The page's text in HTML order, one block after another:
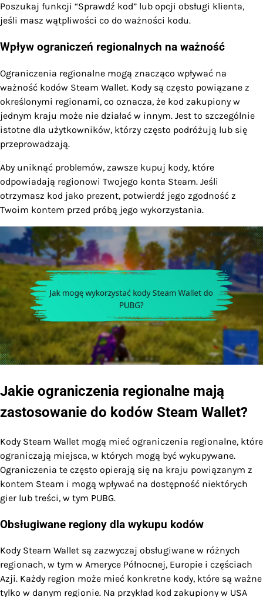
Poszukaj funkcji “Sprawdź kod” lub opcji obsługi klienta,
jeśli masz wątpliwości co do ważności kodu.
Wpływ ograniczeń regionalnych na ważność
Ograniczenia regionalne mogą znacząco wpływać na
ważność kodów Steam Wallet. Kody są często powiązane z
określonymi regionami, co oznacza, że kod zakupiony w
jednym kraju może nie działać w innym. Jest to szczególnie
istotne dla użytkowników, którzy często podróżują lub się
przeprowadzają.
Aby uniknąć problemów, zawsze kupuj kody, które
odpowiadają regionowi Twojego konta Steam. Jeśli
otrzymasz kod jako prezent, potwierdź jego zgodność z
Twoim kontem przed próbą jego wykorzystania.
Jakie ograniczenia regionalne mają
zastosowanie do kodów Steam Wallet?
Kody Steam Wallet mogą mieć ograniczenia regionalne, które
ograniczają miejsca, w których mogą być wykupywane.
Ograniczenia te często opierają się na kraju powiązanym z
kontem Steam i mogą wpływać na dostępność niektórych
gier lub treści, w tym PUBG.
Obsługiwane regiony dla wykupu kodów
Kody Steam Wallet są zazwyczaj obsługiwane w różnych
regionach, w tym w Ameryce Północnej, Europie i częściach
Azji. Każdy region może mieć konkretne kody, które są ważne
tylko w danym regionie. Na przykład kod zakupiony w USA